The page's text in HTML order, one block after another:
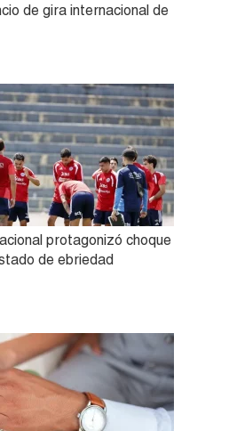
de gira internacional de
protagonizó choque
de ebriedad